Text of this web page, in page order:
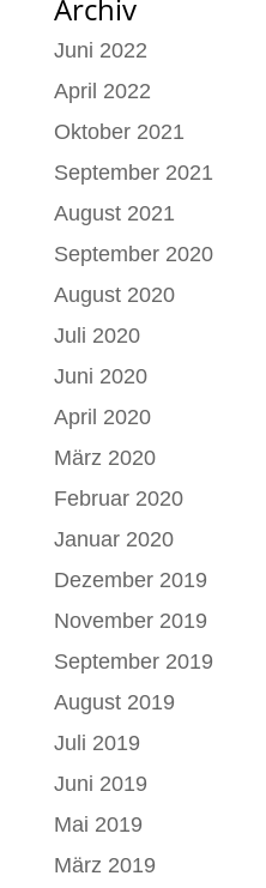
Archiv
Juni 2022
April 2022
Oktober 2021
September 2021
August 2021
September 2020
August 2020
Juli 2020
Juni 2020
April 2020
März 2020
Februar 2020
Januar 2020
Dezember 2019
November 2019
September 2019
August 2019
Juli 2019
Juni 2019
Mai 2019
März 2019